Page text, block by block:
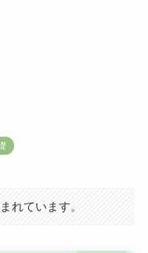
れています。